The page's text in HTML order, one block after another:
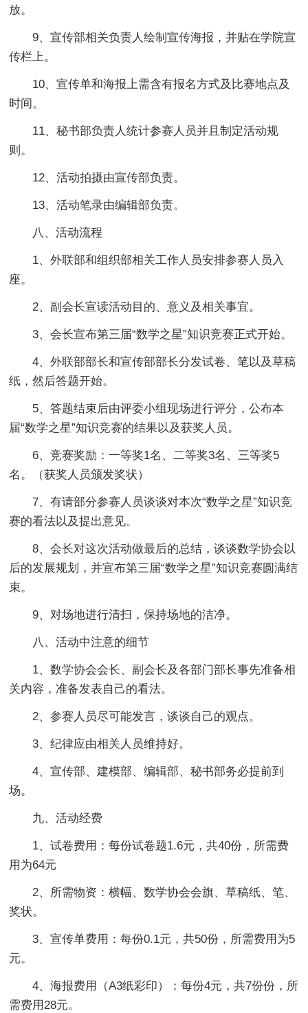
放。
9、宣传部相关负责人绘制宣传海报，并贴在学院宣
传栏上。
10、宣传单和海报上需含有报名方式及比赛地点及
时间。
11、秘书部负责人统计参赛人员并且制定活动规
则。
12、活动拍摄由宣传部负责。
13、活动笔录由编辑部负责。
八、活动流程
1、外联部和组织部相关工作人员安排参赛人员入
座。
2、副会长宣读活动目的、意义及相关事宜。
3、会长宣布第三届“数学之星”知识竞赛正式开始。
4、外联部部长和宣传部部长分发试卷、笔以及草稿
纸，然后答题开始。
5、答题结束后由评委小组现场进行评分，公布本
届“数学之星”知识竞赛的结果以及获奖人员。
6、竞赛奖励：一等奖1名、二等奖3名、三等奖5
名。（获奖人员颁发奖状）
7、有请部分参赛人员谈谈对本次“数学之星”知识竞
赛的看法以及提出意见。
8、会长对这次活动做最后的总结，谈谈数学协会以
后的发展规划，并宣布第三届“数学之星”知识竞赛圆满结
束。
9、对场地进行清扫，保持场地的洁净。
八、活动中注意的细节
1、数学协会会长、副会长及各部门部长事先准备相
关内容，准备发表自己的看法。
2、参赛人员尽可能发言，谈谈自己的观点。
3、纪律应由相关人员维持好。
4、宣传部、建模部、编辑部、秘书部务必提前到
场。
九、活动经费
1、试卷费用：每份试卷题1.6元，共40份，所需费
用为64元
2、所需物资：横幅、数学协会会旗、草稿纸、笔、
奖状。
3、宣传单费用：每份0.1元，共50份，所需费用为5
元。
4、海报费用（A3纸彩印）：每份4元，共7份份，所
需费用28元。